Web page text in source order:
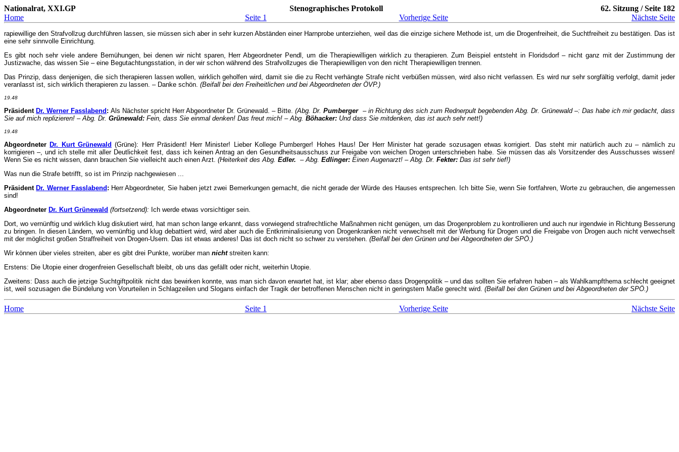
Nationalrat, XXI.GP Stenographisches Protokoll
62. Sitzung / Seite 182
Home
Seite 1 Vorherige Seite Nächste Seite
rapiewillige den Strafvollzug durchführen lassen, sie müssen sich aber in sehr kurzen Abständen einer Harnprobe unterziehen, weil das die einzige sichere Methode ist, um die Drogenfreiheit, die Suchtfreiheit zu bestätigen. Das ist
eine sehr sinnvolle Einrichtung.
Es gibt noch sehr viele andere Bemühungen, bei denen wir nicht sparen, Herr Abgeordneter Pendl, um die Therapiewilligen wirklich zu therapieren. Zum Beispiel entsteht in Floridsdorf – nicht ganz mit der Zustimmung der
Justizwache, das wissen Sie – eine Begutachtungsstation, in der wir schon während des Strafvollzuges die Therapiewilligen von den nicht Therapiewilligen trennen.
Das Prinzip, dass denjenigen, die sich therapieren lassen wollen, wirklich geholfen wird, damit sie die zu Recht verhängte Strafe nicht verbüßen müssen, wird also nicht verlassen. Es wird nur sehr sorgfältig verfolgt, damit jeder
veranlasst ist, sich wirklich therapieren zu lassen. – Danke schön. (Beifall bei den Freiheitlichen und bei Abgeordneten der ÖVP.)
19.48
Präsident Dr. Werner Fasslabend :Als Nächster spricht Herr Abgeordneter Dr. Grünewald. – Bitte.(Abg. Dr.Pumberger– in Richtung des sich zum Rednerpult begebenden Abg. Dr. Grünewald –: Das habe ich mir gedacht, dass
Sie auf mich replizieren! – Abg. Dr. Grünewald: Fein, dass Sie einmal denken! Das freut mich! – Abg. Böhacker: Und dass Sie mitdenken, das ist auch sehr nett!)
19.48
Abgeordneter Dr. Kurt Grünewald (Grüne): Herr Präsident! Herr Minister! Lieber Kollege Pumberger! Hohes Haus! Der Herr Minister hat gerade sozusagen etwas korrigiert. Das steht mir natürlich auch zu – nämlich zu
korrigieren –, und ich stelle mit aller Deutlichkeit fest, dass ich keinen Antrag an den Gesundheitsausschuss zur Freigabe von weichen Drogen unterschrieben habe. Sie müssen das als Vorsitzender des Ausschusses wissen!
Wenn Sie es nicht wissen, dann brauchen Sie vielleicht auch einen Arzt. (Heiterkeit des Abg. Edler. – Abg. Edlinger: Einen Augenarzt! – Abg. Dr. Fekter: Das ist sehr tief!)
Was nun die Strafe betrifft, so ist im Prinzip nachgewiesen ...
Präsident Dr. Werner Fasslabend : Herr Abgeordneter, Sie haben jetzt zwei Bemerkungen gemacht, die nicht gerade der Würde des Hauses entsprechen. Ich bitte Sie, wenn Sie fortfahren, Worte zu gebrauchen, die angemessen
sind!
Abgeordneter Dr. Kurt Grünewald (fortsetzend): Ich werde etwas vorsichtiger sein.
Dort, wo vernünftig und wirklich klug diskutiert wird, hat man schon lange erkannt, dass vorwiegend strafrechtliche Maßnahmen nicht genügen, um das Drogenproblem zu kontrollieren und auch nur irgendwie in Richtung Besserung
zu bringen. In diesen Ländern, wo vernünftig und klug debattiert wird, wird aber auch die Entkriminalisierung von Drogenkranken nicht verwechselt mit der Werbung für Drogen und die Freigabe von Drogen auch nicht verwechselt
mit der möglichst großen Straffreiheit von Drogen-Usern. Das ist etwas anderes! Das ist doch nicht so schwer zu verstehen. (Beifall bei den Grünen und bei Abgeordneten der SPÖ.)
Wir können über vieles streiten, aber es gibt drei Punkte, worüber man nicht streiten kann:
Erstens: Die Utopie einer drogenfreien Gesellschaft bleibt, ob uns das gefällt oder nicht, weiterhin Utopie.
Zweitens: Dass auch die jetzige Suchtgiftpolitik nicht das bewirken konnte, was man sich davon erwartet hat, ist klar; aber ebenso dass Drogenpolitik – und das sollten Sie erfahren haben – als Wahlkampfthema schlecht geeignet
ist, weil sozusagen die Bündelung von Vorurteilen in Schlagzeilen und Slogans einfach der Tragik der betroffenen Menschen nicht in geringstem Maße gerecht wird. (Beifall bei den Grünen und bei Abgeordneten der SPÖ.)
Home Seite 1 Vorherige Seite Nächste Seite